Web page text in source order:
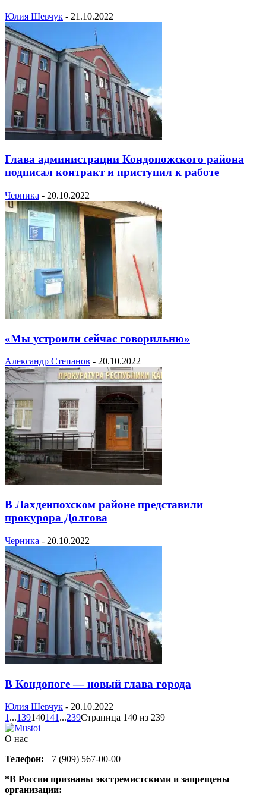
Юлия Шевчук - 21.10.2022
Глава администрации Кондопожского района
подписал контракт и приступил к работе
Черника - 20.10.2022
«Мы устроили сейчас говорильню»
Александр Степанов - 20.10.2022
В Лахденпохском районе представили
прокурора Долгова
Черника - 20.10.2022
В Кондопоге — новый глава города
Юлия Шевчук - 20.10.2022
1 ...139140141 ...239Страница 140 из 239
О нас
Телефон: +7 (909) 567-00-00
*В России признаны экстремистскими и запрещены
организации: